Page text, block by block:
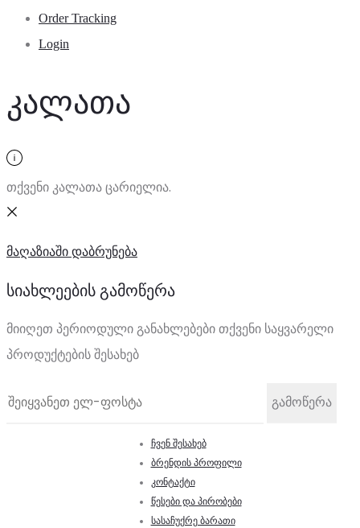
Order Tracking
Login
კალათა
თქვენი კალათა ცარიელია.
მაღაზიაში დაბრუნება
სიახლეების გამოწერა
მიიღეთ პერიოდული განახლებები თქვენი საყვარელი
პროდუქტების შესახებ
ჩვენ შესახებ
ბრენდის პროფილი
კონტაქტი
წესები და პირობები
სასაჩუქრე ბარათი